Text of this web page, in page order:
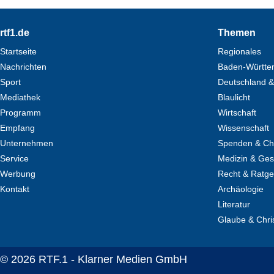
Footer
© 2026 RTF.1 - Klarner Medien GmbH
rtf1.de
Startseite
Nachrichten
Sport
Mediathek
Programm
Empfang
Unternehmen
Service
Werbung
Kontakt
Themen
Regionales
Baden-
Deutschland
Blaulicht
Wirtschaft
Wissenschaft
Spenden &
Medizin &
Recht &
Archäologie
Literatur
Glaube &